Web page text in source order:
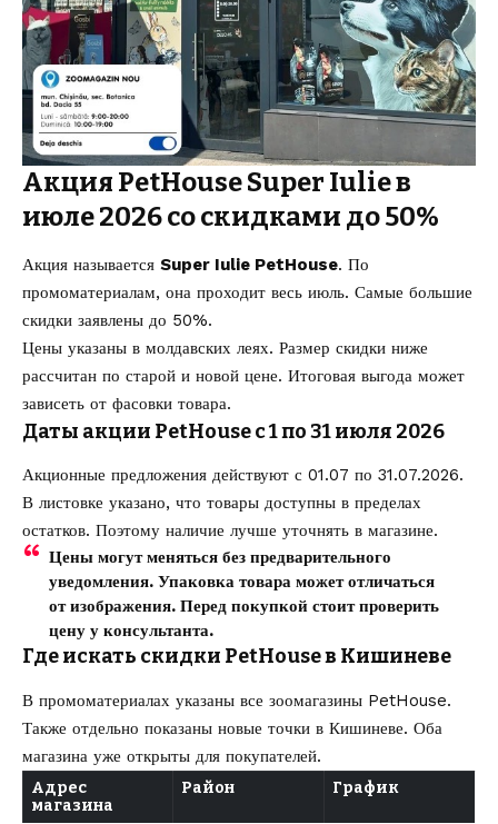
Акция PetHouse Super Iulie в
июле 2026 со скидками до 50%
Акция называется Super Iulie PetHouse. По
промоматериалам, она проходит весь июль. Самые большие
скидки заявлены до 50%.
Цены указаны в молдавских леях. Размер скидки ниже
рассчитан по старой и новой цене. Итоговая выгода может
зависеть от фасовки товара.
Даты акции PetHouse с 1 по 31 июля 2026
Акционные предложения действуют с 01.07 по 31.07.2026.
В листовке указано, что товары доступны в пределах
остатков. Поэтому наличие лучше уточнять в магазине.
Цены могут меняться без предварительного
уведомления. Упаковка товара может отличаться
от изображения. Перед покупкой стоит проверить
цену у консультанта.
Где искать скидки PetHouse в Кишиневе
В промоматериалах указаны все зоомагазины PetHouse.
Также отдельно показаны новые точки в Кишиневе. Оба
магазина уже открыты для покупателей.
Адрес
магазина
Район График